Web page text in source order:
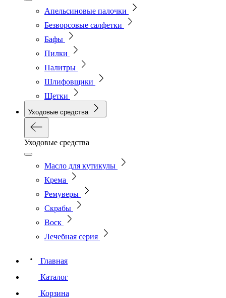
Апельсиновые палочки
Безворсовые салфетки
Бафы
Пилки
Палитры
Шлифовщики
Щетки
Уходовые средства
Уходовые средства
Масло для кутикулы
Крема
Ремуверы
Скрабы
Воск
Лечебная серия
Главная
Каталог
Корзина